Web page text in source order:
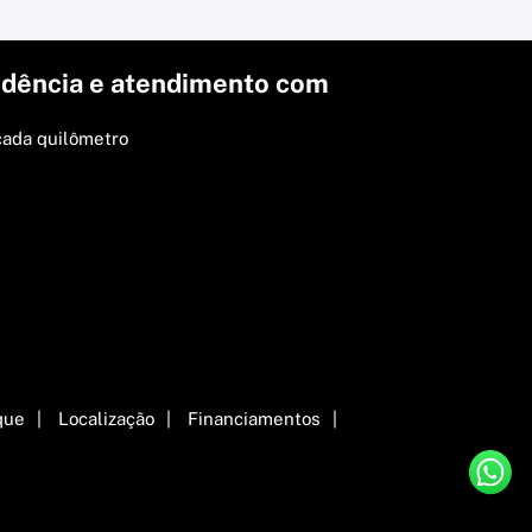
e atendimento com
quilômetro
Localização
Financiamentos